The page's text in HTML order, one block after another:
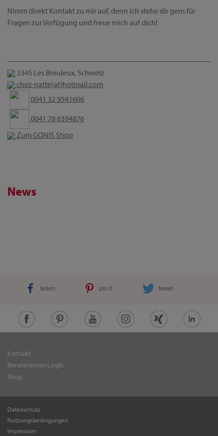
Nimm direkt Kontakt zu mir auf, denn ich stehe dir gern für
Fragen zur Verfügung und freue mich auf dich!
2345 Les Breuleux, Schweiz
chez-natte(at)hotmail.com
0041 32 9541606
0041 78 6394876
Zum GONIS Shop
News
teilen pin it tweet
Kontakt
Beraterinnen-Login
Shop
Datenschutz
Nutzungsbedingungen
Impressum